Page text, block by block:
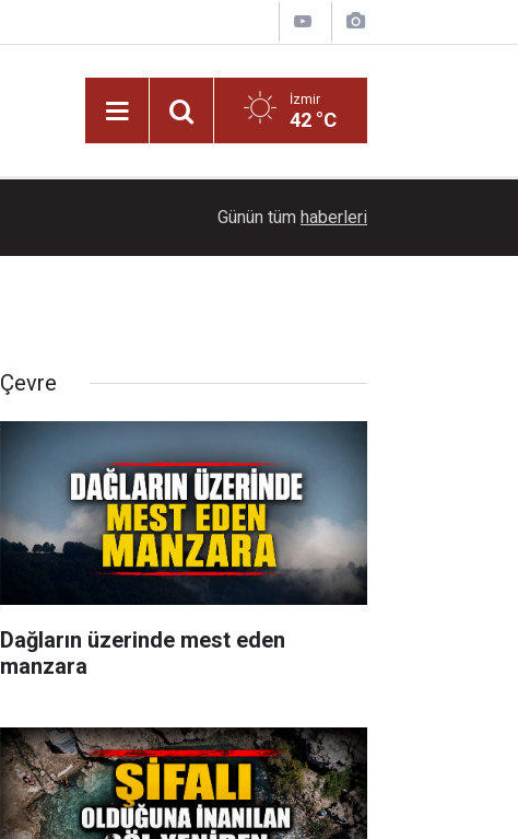
İzmir
42 °C
Günün tüm haberleri
Çevre
Dağların üzerinde mest eden
manzara